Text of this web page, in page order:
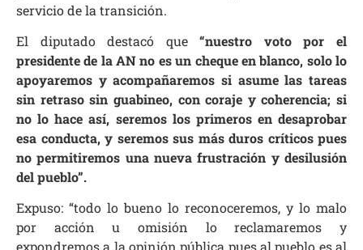
servicio de la transición.
El diputado destacó que“nuestro voto por el
presidente de la AN no es un cheque en blanco, solo lo
apoyaremos y acompañaremos si asume las tareas
sin retraso sin guabineo, con coraje y coherencia; si
no lo hace así, seremos los primeros en desaprobar
esa conducta, y seremos sus más duros críticos pues
no permitiremos una nueva frustración y desilusión
del pueblo”.
Expuso: “todo lo bueno lo reconoceremos, y lo malo
por acción u omisión lo reclamaremos y